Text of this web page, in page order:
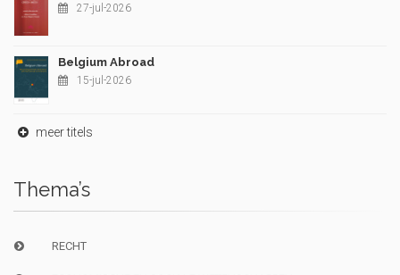
27-jul-2026
Belgium Abroad
15-jul-2026
meer titels
Thema’s
RECHT